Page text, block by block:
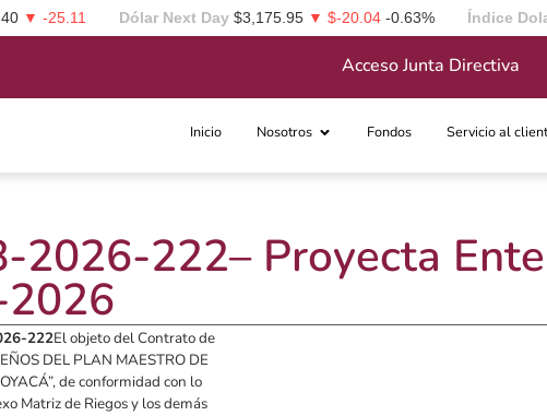
▼ -25.11 Dólar Next Day $3,175.95 ▼ $-20.04 -0.63% Índice
Acceso Junta Directiva
Inicio Nosotros Fondos Servicio al
2026-222– Proyecta
222El objeto del Contrato de
DEL PLAN MAESTRO DE
de conformidad con lo
Matriz de Riegos y los demás